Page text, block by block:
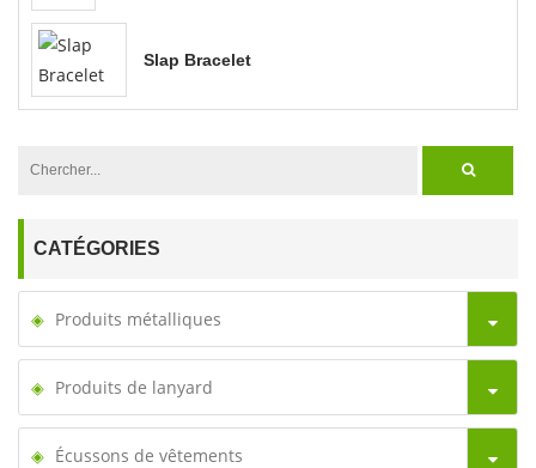
CATÉGORIES
Produits métalliques
Produits de lanyard
Écussons de vêtements
Slap Bracelet